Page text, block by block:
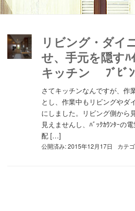
リビング・ダイ
せ、手元を隠すﾊ
キッチン ﾌﾞﾋﾞ
さてキッチンなんですが、作
とし、作業中もリビングやダ
にしました。リビング側から
見えませんし、ﾊﾞｯｸｶｳﾝﾀｰの
配 […]
公開済み: 2015年12月17日 カテ